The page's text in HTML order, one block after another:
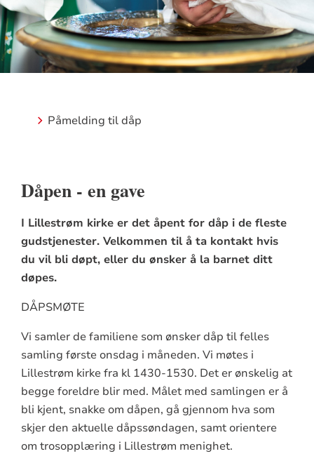
Påmelding til dåp
Dåpen - en gave
I Lillestrøm kirke er det åpent for dåp i de fleste
gudstjenester. Velkommen til å ta kontakt hvis
du vil bli døpt, eller du ønsker å la barnet ditt
døpes.
DÅPSMØTE
Vi samler de familiene som ønsker dåp til felles
samling første onsdag i måneden. Vi møtes i
Lillestrøm kirke fra kl 1430-1530. Det er ønskelig at
begge foreldre blir med. Målet med samlingen er å
bli kjent, snakke om dåpen, gå gjennom hva som
skjer den aktuelle dåpssøndagen, samt orientere
om trosopplæring i Lillestrøm menighet.